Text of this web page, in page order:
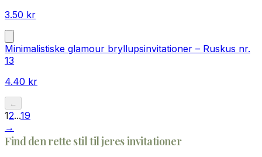
3.50 kr
Minimalistiske glamour bryllupsinvitationer – Ruskus nr.
13
4.40 kr
←
12...19
→
Find den rette stil til jeres invitationer